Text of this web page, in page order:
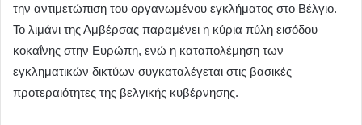
την αντιμετώπιση του οργανωμένου εγκλήματος στο Βέλγιο.
Το λιμάνι της Αμβέρσας παραμένει η κύρια πύλη εισόδου
κοκαΐνης στην Ευρώπη, ενώ η καταπολέμηση των
εγκληματικών δικτύων συγκαταλέγεται στις βασικές
προτεραιότητες της βελγικής κυβέρνησης.